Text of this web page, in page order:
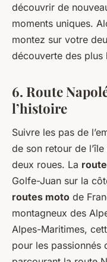
découvrir de
moments uniques.
montez sur votre
découverte des plus
6. Route
l’histoire
Suivre les pas de
de son retour de
deux roues. La
Golfe-Juan sur la
routes moto de
montagneux des
Alpes-Maritimes,
pour les passionnés